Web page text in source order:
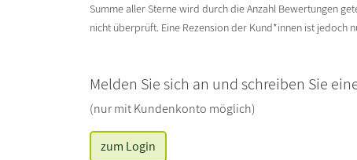
Summe aller Sterne wird durch die Anzahl Bewertungen
nicht überprüft. Eine Rezension der Kund*innen ist jedoch
Melden Sie sich an und schreiben Sie
(nur mit Kundenkonto möglich)
zum Login